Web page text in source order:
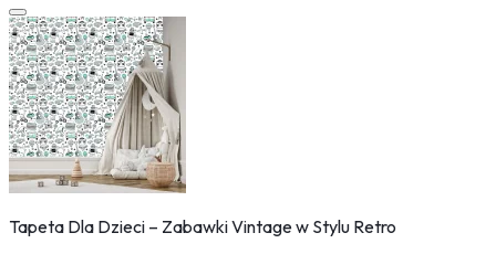
Tapeta Dla Dzieci – Zabawki Vintage w Stylu Retro